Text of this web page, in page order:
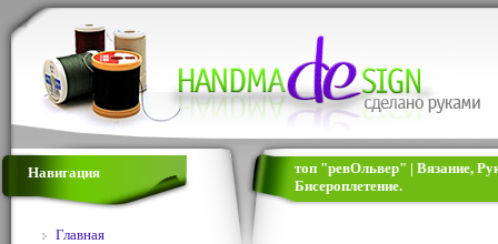
Навигация
Главная
топ "ревОльвер" | Вязание,
Бисероплетение.